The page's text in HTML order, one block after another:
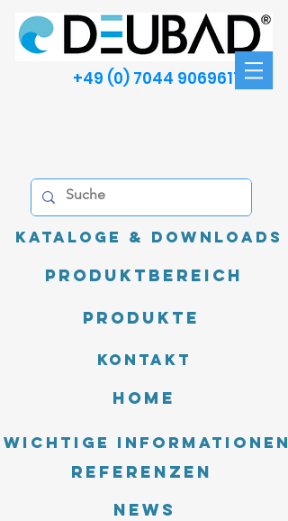
+49 (0) 7044 9069611
Kataloge & Downloads
Produktbereich
Produkte
Kontakt
Home
Wichtige Informationen
Referenzen
News